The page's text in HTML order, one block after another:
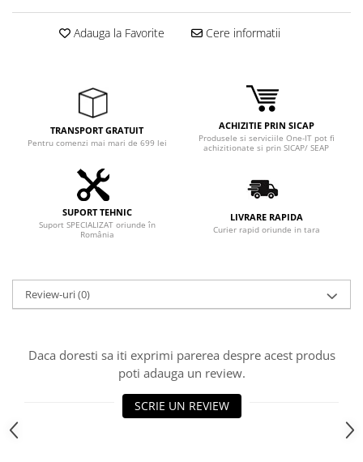
Adauga la Favorite Cere informatii
TRANSPORT GRATUIT
Pentru comenzi mai mari de 699 lei
ACHIZITIE PRIN SICAP
Produsele si serviciile One-IT pot fi
achizitionate si prin SICAP/ SEAP
SUPORT TEHNIC
Suport SPECIALIZAT oriunde în
România
LIVRARE RAPIDA
Curier rapid oriunde in tara
Review-uri(0)
Daca doresti sa iti exprimi parerea despre acest produs
poti adauga un review.
SCRIE UN REVIEW